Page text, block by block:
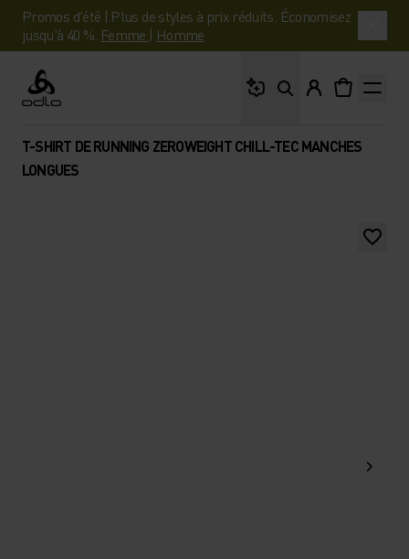
Promos d'été | Plus de styles à prix réduits. Économisez
jusqu'à 40 %. Femme | Homme
Odlo
T-SHIRT DE RUNNING ZEROWEIGHT CHILL-TEC MANCHES
LONGUES